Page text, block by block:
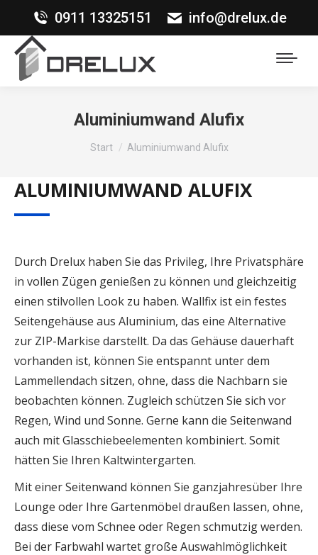
0911 13325151 info@drelux.de
Aluminiumwand Alufix
Sie befinden sich hier:
Start Aluminiumwand Alufix
ALUMINIUMWAND ALUFIX
Durch Drelux haben Sie das Privileg, Ihre Privatsphäre
in vollen Zügen genießen zu können und gleichzeitig
einen stilvollen Look zu haben. Wallfix ist ein festes
Seitengehäuse aus Aluminium, das eine Alternative
zur ZIP-Markise darstellt. Da das Gehäuse dauerhaft
vorhanden ist, können Sie entspannt unter dem
Lammellendach sitzen, ohne, dass die Nachbarn sie
beobachten können. Zugleich schützen Sie sich vor
Regen, Wind und Sonne. Gerne kann die Seitenwand
auch mit Glasschiebeelementen kombiniert. Somit
hätten Sie Ihren Kaltwintergarten.
Mit einer Seitenwand können Sie ganzjahresüber Ihre
Lounge oder Ihre Gartenmöbel draußen lassen, ohne,
dass diese vom Schnee oder Regen schmutzig werden.
Bei der Farbwahl wartet große Auswahlmöglichkeit